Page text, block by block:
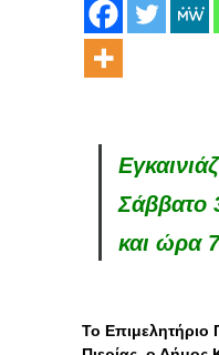
Σάββατο
και ώρα
Το Επιμελητήριο